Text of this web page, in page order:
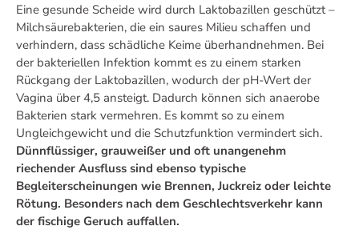
Eine gesunde Scheide wird durch Laktobazillen geschützt –
Milchsäurebakterien, die ein saures Milieu schaffen und
verhindern, dass schädliche Keime überhandnehmen. Bei
der bakteriellen Infektion kommt es zu einem starken
Rückgang der Laktobazillen, wodurch der pH-Wert der
Vagina über 4,5 ansteigt. Dadurch können sich anaerobe
Bakterien stark vermehren. Es kommt so zu einem
Ungleichgewicht und die Schutzfunktion vermindert sich.
Dünnflüssiger, grauweißer und oft unangenehm
riechender Ausfluss sind ebenso typische
Begleiterscheinungen wie Brennen, Juckreiz oder leichte
Rötung. Besonders nach dem Geschlechtsverkehr kann
der fischige Geruch auffallen.